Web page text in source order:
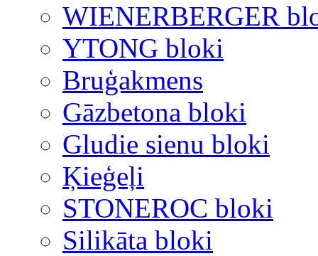
WIENERBERGER
YTONG bloki
Bruģakmens
Gāzbetona bloki
Gludie sienu bloki
Ķieģeļi
STONEROC bloki
Silikāta bloki